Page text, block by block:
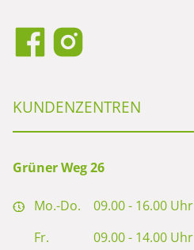
KUNDENZENTREN
Grüner Weg 26
Mo.-Do. 09.00 - 16.00 Uhr
Fr.
09.00 - 14.00 Uhr